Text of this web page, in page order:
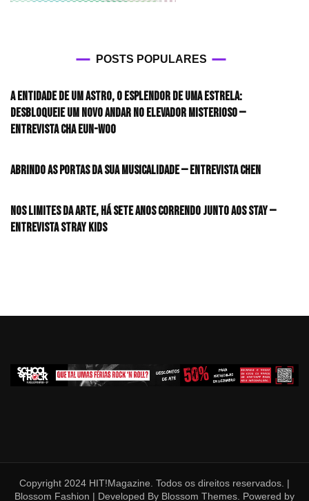
POSTS POPULARES
A entidade de um astro, o esplendor de uma estrela:
desbloqueie um novo andar no elevador misterioso —
Entrevista CHA EUN-WOO
Abrindo as portas da sua musicalidade — Entrevista CHEN
Nos limites da arte, há sete anos correndo junto aos STAY —
Entrevista Stray Kids
Copyright 2024 HIT!Magazine. Todos os direitos reservados. |
Blossom Fashion | Developed By Blossom Themes. Powered by